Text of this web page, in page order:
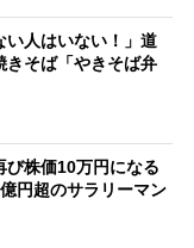
い人はいない！」道
きそば「やきそば弁
び株価10万円になる
円超のサラリーマン